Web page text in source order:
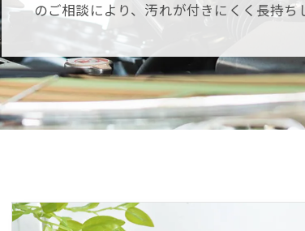
のご相談により、汚れが付きにくく長持ち